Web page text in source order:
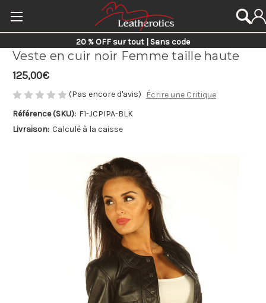
20 % OFF sur tout | Sans code
Veste en cuir noir Femme taille haute
125,00€
(Pas encore d'avis)
Écrire une Critique
Référence (SKU): F1-JCPIPA-BLK
Livraison: Calculé à la caisse